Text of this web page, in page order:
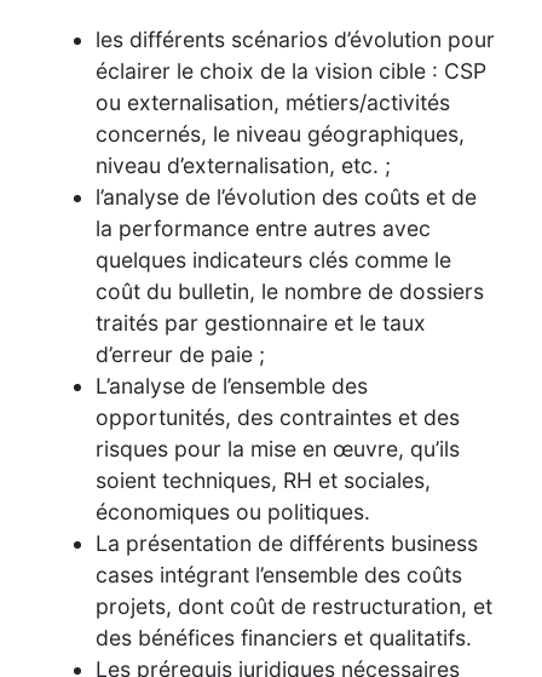
les différents scénarios d’évolution pour
éclairer le choix de la vision cible : CSP
ou externalisation, métiers/activités
concernés, le niveau géographiques,
niveau d’externalisation, etc. ;
l’analyse de l’évolution des coûts et de
la performance entre autres avec
quelques indicateurs clés comme le
coût du bulletin, le nombre de dossiers
traités par gestionnaire et le taux
d’erreur de paie ;
L’analyse de l’ensemble des
opportunités, des contraintes et des
risques pour la mise en œuvre, qu’ils
soient techniques, RH et sociales,
économiques ou politiques.
La présentation de différents business
cases intégrant l’ensemble des coûts
projets, dont coût de restructuration, et
des bénéfices financiers et qualitatifs.
Les prérequis juridiques nécessaires